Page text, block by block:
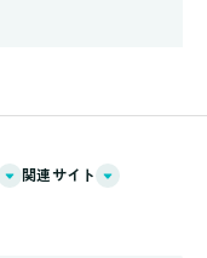
関連サイト